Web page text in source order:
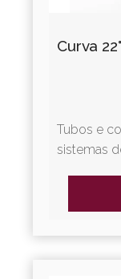
Curva
Tubos e
sistemas